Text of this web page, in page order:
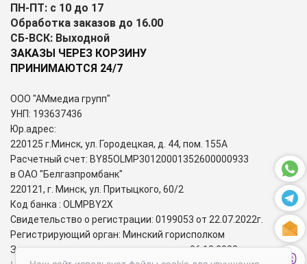
ПН-ПТ: с 10 до 17
Обработка заказов до 16.00
СБ-ВСК: Выходной
ЗАКАЗЫ ЧЕРЕЗ КОРЗИНУ
ПРИНИМАЮТСЯ 24/7
ООО "АМмедиа групп"
УНП: 193637436
Юр.адрес:
220125 г.Минск, ул. Городецкая, д. 44, пом. 155А
Расчетный счет: BY85OLMP30120001352600000933
в ОАО "Белгазпромбанк"
220121, г. Минск, ул. Притыцкого, 60/2
Код банка : OLMPBY2X
Свидетельство о регистрации: 0199053 от 22.07.2022г.
Регистрирующий орган: Минский горисполком
Зарегистрирован в торговом реестре: 06.12.2022г.